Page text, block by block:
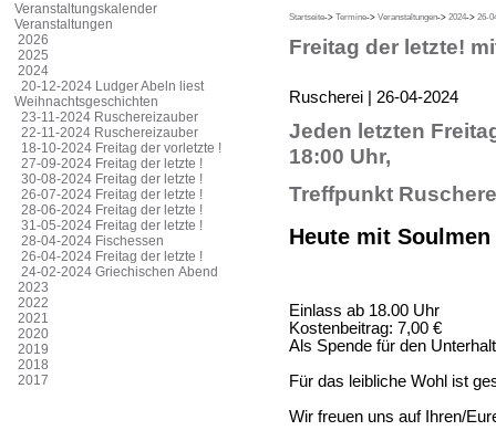
Veranstaltungskalender
Veranstaltungen
2026
2025
2024
20-12-2024 Ludger Abeln liest
Weihnachtsgeschichten
23-11-2024 Ruschereizauber
22-11-2024 Ruschereizauber
18-10-2024 Freitag der vorletzte !
27-09-2024 Freitag der letzte !
30-08-2024 Freitag der letzte !
26-07-2024 Freitag der letzte !
28-06-2024 Freitag der letzte !
31-05-2024 Freitag der letzte !
28-04-2024 Fischessen
26-04-2024 Freitag der letzte !
24-02-2024 Griechischen Abend
2023
2022
2021
2020
2019
2018
2017
Startseite-> Termine-> Veranstaltungen-> 2024-> 26-
Freitag der letzte!
Ruscherei | 26-04-2024
Jeden letzten
18:00 Uhr,
Treffpunkt
Heute mit
Einlass ab 18.00 Uhr
Kostenbeitrag: 7,00 €
Als Spende für den
Für das leibliche Wohl ist
Wir freuen uns auf Ihren/